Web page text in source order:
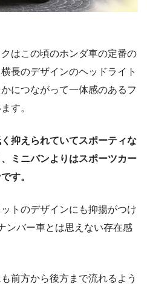
はこの頃のホンダ車の定番の
長のデザインのヘッドライト
につながって一体感のあるフ
す。
抑えられていてスポーティな
ミニバンよりはスポーツカー
す。
トのデザインにも抑揚がつけ
ンバー車とは思えない存在感
前方から後方まで流れるよう